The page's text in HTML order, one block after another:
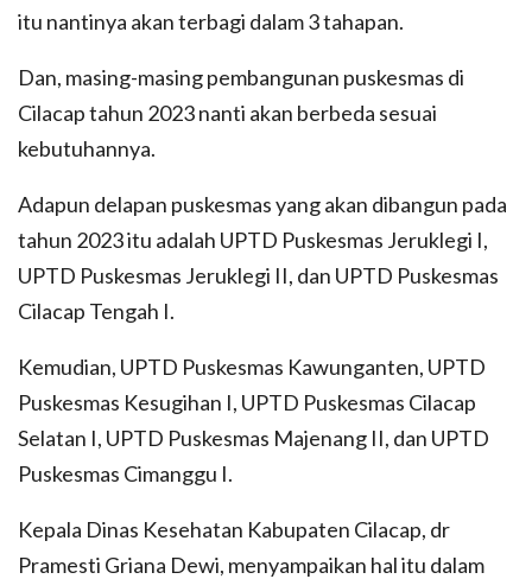
itu nantinya akan terbagi dalam 3 tahapan.
Dan, masing-masing pembangunan puskesmas di
Cilacap tahun 2023 nanti akan berbeda sesuai
kebutuhannya.
Adapun delapan puskesmas yang akan dibangun pada
tahun 2023 itu adalah UPTD Puskesmas Jeruklegi I,
UPTD Puskesmas Jeruklegi II, dan UPTD Puskesmas
Cilacap Tengah I.
Kemudian, UPTD Puskesmas Kawunganten, UPTD
Puskesmas Kesugihan I, UPTD Puskesmas Cilacap
Selatan I, UPTD Puskesmas Majenang II, dan UPTD
Puskesmas Cimanggu I.
Kepala Dinas Kesehatan Kabupaten Cilacap, dr
Pramesti Griana Dewi, menyampaikan hal itu dalam